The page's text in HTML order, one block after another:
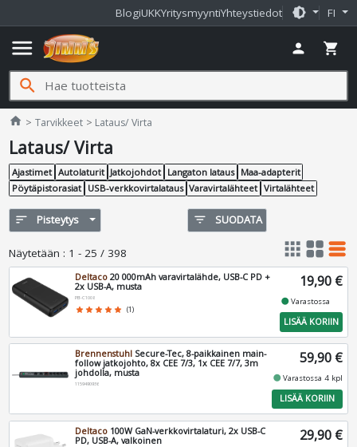
BlogiUKKYritysmyyntiYhteystiedot brightness_medium FI
menu person shopping_cart
search
home Jimms.fi
Tarvikkeet Lataus/ Virta
Lataus/ Virta
Ajastimet Autolaturit Jatkojohdot Langaton lataus
Maa-adapterit
Pöytäpistorasiat USB-verkkovirtalataus Varavirtalähteet Virtalähteet
sort Pisteytys filter_list SUODATA
Näytetään : 1 - 25 / 398 apps grid_view table_rows
Deltaco 20 000mAh varavirtalähde, USB-C PD +
2x USB-A, musta
PB-C1008
star star star star star (1)
19,90 €
fiber_manual_recordVarastossa
LISÄÄ KORIIN
Brennenstuhl Secure-Tec, 8-paikkainen main-
follow jatkojohto, 8x CEE 7/3, 1x CEE 7/7, 3m
johdolla, musta
1159490936
59,90 €
fiber_manual_recordVarastossa 4 kpl
LISÄÄ KORIIN
Deltaco 100W GaN-verkkovirtalaturi, 2x USB-C
PD, USB-A, valkoinen
29,90 €